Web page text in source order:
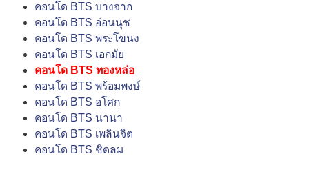
คอนโด BTS บางจาก
คอนโด BTS อ่อนนุช
คอนโด BTS พระโขนง
คอนโด BTS เอกมัย
คอนโด BTS ทองหล่อ
คอนโด BTS พร้อมพงษ์
คอนโด BTS อโศก
คอนโด BTS นานา
คอนโด BTS เพลินจิต
คอนโด BTS ชิดลม